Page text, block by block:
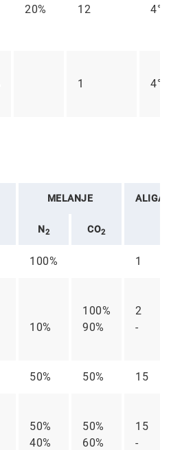
20% 12 4°C
1 4°C
MELANJE
N2 CO2
100% 1
10%
100%
90%
2
-
50% 50% 15
50%
40%
50%
60%
15
-